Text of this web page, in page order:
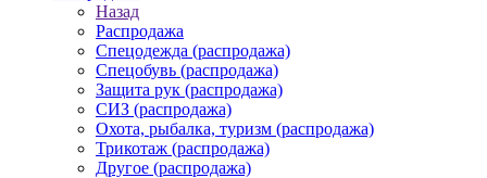
Назад
Распродажа
Спецодежда (распродажа)
Спецобувь (распродажа)
Защита рук (распродажа)
СИЗ (распродажа)
Охота, рыбалка, туризм (распродажа)
Трикотаж (распродажа)
Другое (распродажа)